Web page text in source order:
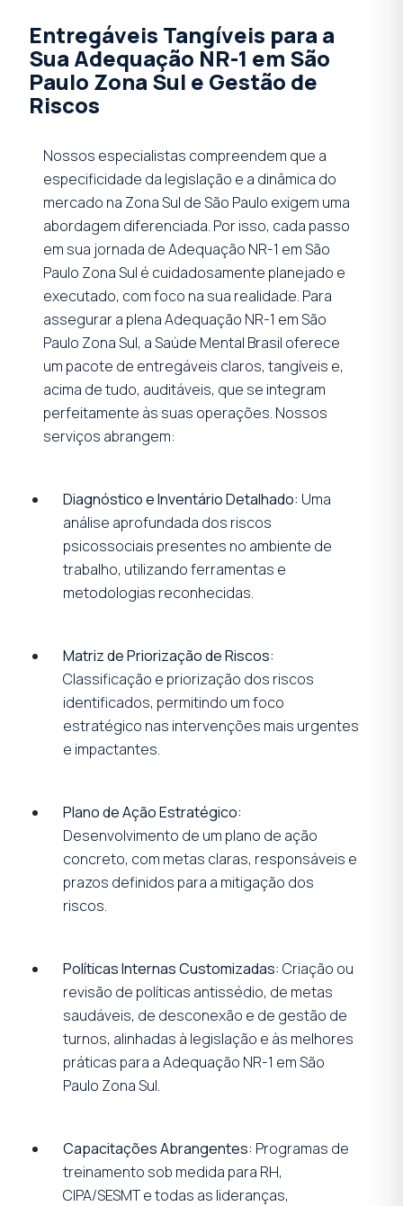
Entregáveis Tangíveis para a
Sua Adequação NR-1 em São
Paulo Zona Sul e Gestão de
Riscos
Nossos especialistas compreendem que a
especificidade da legislação e a dinâmica do
mercado na Zona Sul de São Paulo exigem uma
abordagem diferenciada. Por isso, cada passo
em sua jornada de Adequação NR-1 em São
Paulo Zona Sul é cuidadosamente planejado e
executado, com foco na sua realidade. Para
assegurar a plena Adequação NR-1 em São
Paulo Zona Sul, a Saúde Mental Brasil oferece
um pacote de entregáveis claros, tangíveis e,
acima de tudo, auditáveis, que se integram
perfeitamente às suas operações. Nossos
serviços abrangem:
Diagnóstico e Inventário Detalhado: Uma
análise aprofundada dos riscos
psicossociais presentes no ambiente de
trabalho, utilizando ferramentas e
metodologias reconhecidas.
Matriz de Priorização de Riscos:
Classificação e priorização dos riscos
identificados, permitindo um foco
estratégico nas intervenções mais urgentes
e impactantes.
Plano de Ação Estratégico:
Desenvolvimento de um plano de ação
concreto, com metas claras, responsáveis e
prazos definidos para a mitigação dos
riscos.
Políticas Internas Customizadas: Criação ou
revisão de políticas antissédio, de metas
saudáveis, de desconexão e de gestão de
turnos, alinhadas à legislação e às melhores
práticas para a Adequação NR-1 em São
Paulo Zona Sul.
Capacitações Abrangentes: Programas de
treinamento sob medida para RH,
CIPA/SESMT e todas as lideranças,